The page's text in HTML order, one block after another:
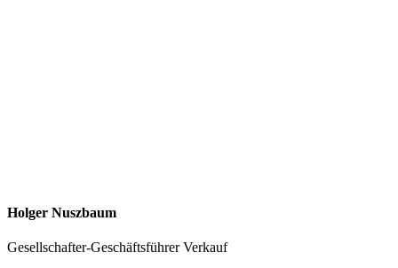
Holger Nuszbaum
Gesellschafter-GeschäftsführerVerkauf